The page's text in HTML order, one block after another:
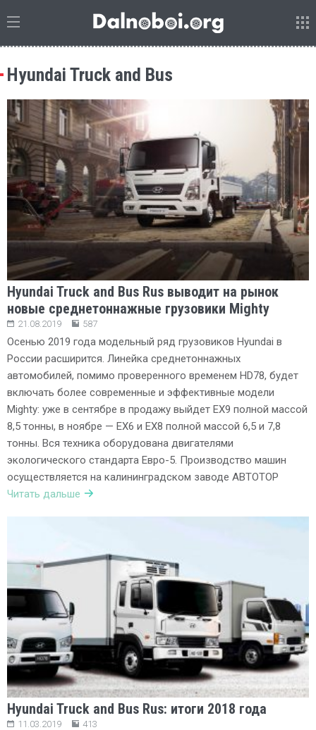
Hyundai Truck and Bus
Hyundai Truck and Bus Rus выводит на рынок
новые среднетоннажные грузовики Mighty
21.08.2019 587
Осенью 2019 года модельный ряд грузовиков Hyundai в
России расширится. Линейка среднетоннажных
автомобилей, помимо проверенного временем HD78, будет
включать более современные и эффективные модели
Mighty: уже в сентябре в продажу выйдет EX9 полной массой
8,5 тонны, в ноябре — EX6 и EX8 полной массой 6,5 и 7,8
тонны. Вся техника оборудована двигателями
экологического стандарта Евро-5. Производство машин
осуществляется на калининградском заводе АВТОТОР
Читать дальше
Hyundai Truck and Bus Rus: итоги 2018 года
11.03.2019 413